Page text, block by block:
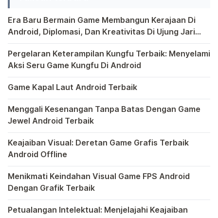
Perodua Axia Advance. Mobil yang
berbasis dari Daihatsu Ayla dan
Toyota Agya ini di jadikan mobil […]
Era Baru Bermain Game Membangun Kerajaan Di
Android, Diplomasi, Dan Kreativitas Di Ujung Jari
Anda
Bermain game di platform Android telah menjadi bagian
Pergelaran Keterampilan Kungfu Terbaik: Menyelami
Aksi Seru Game Kungfu Di Android
Dunia game selalu menawarkan pengalaman yang
Game Kapal Laut Android Terbaik
Di dunia game Android yang kaya dengan berbagai jenis
Menggali Kesenangan Tanpa Batas Dengan Game
Jewel Android Terbaik
Dalam hiruk-pikuk dunia game Android, ada satu genre
Keajaiban Visual: Deretan Game Grafis Terbaik
Android Offline
Ponsel pintar telah mengubah cara kita bermain game,
Menikmati Keindahan Visual Game FPS Android
Dengan Grafik Terbaik
Semakin berkembangnya teknologi di era digital saat ini,
Petualangan Intelektual: Menjelajahi Keajaiban